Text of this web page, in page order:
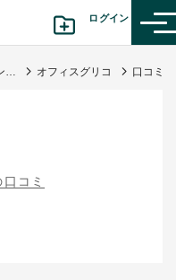
ログイン
オフィスコンビニ オフィスグリコ
コミ